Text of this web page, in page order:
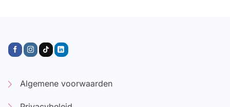
Algemene voorwaarden